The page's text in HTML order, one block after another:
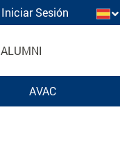
Iniciar Sesión
ALUMNI
AVAC